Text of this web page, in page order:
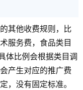
其他收费规则，比
服务费，食品类目
体比例会根据类目调
产生对应的推广费
，没有固定标准。